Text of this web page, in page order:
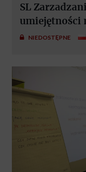
SL
umiejętności
NIEDOSTĘPNE